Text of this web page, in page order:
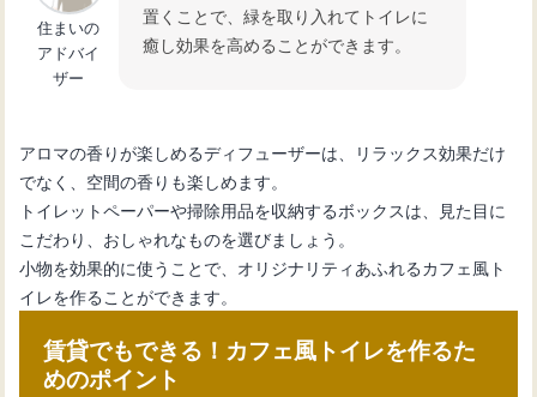
住まいの
アドバイ
ザー
置くことで、緑を取り入れてトイレに
癒し効果を高めることができます。
アロマの香りが楽しめるディフューザーは、リラックス効果だけ
でなく、空間の香りも楽しめます。
トイレットペーパーや掃除用品を収納するボックスは、見た目に
こだわり、おしゃれなものを選びましょう。
小物を効果的に使うことで、オリジナリティあふれるカフェ風ト
イレを作ることができます。
賃貸でもできる！カフェ風トイレを作るた
めのポイント